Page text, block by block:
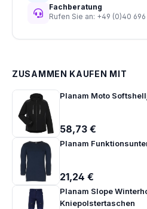
Fachberatung
Rufen Sie an: +49 (0)40
ZUSAMMEN KAUFEN MIT
Planam Moto
58,73 €
Planam
21,24 €
Planam Slope
Kniepolstertaschen